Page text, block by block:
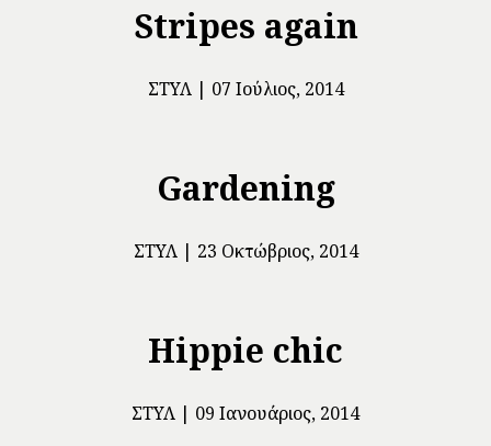
Stripes again
ΣΤΥΛ 07 Ιούλιος, 2014
Gardening
ΣΤΥΛ 23 Οκτώβριος, 2014
Hippie chic
ΣΤΥΛ 09 Ιανουάριος, 2014